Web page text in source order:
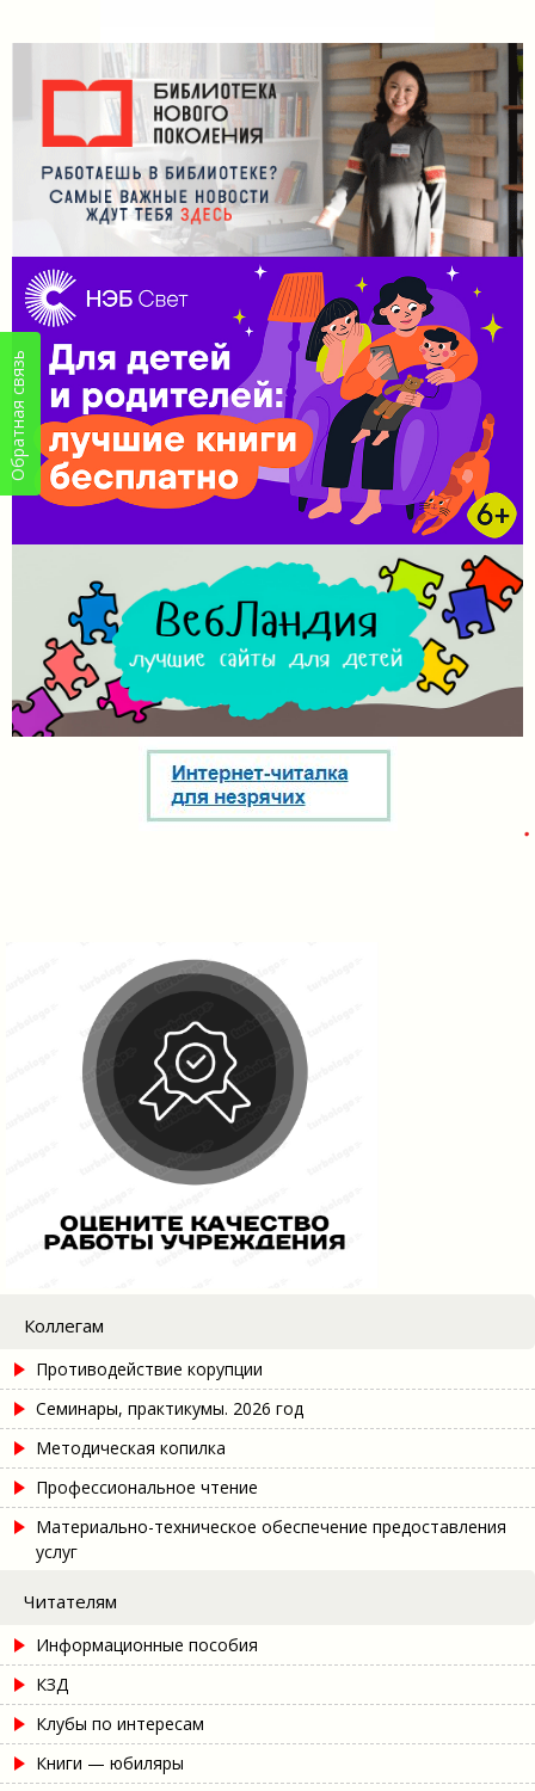
Коллегам
Противодействие корупции
Семинары, практикумы. 2026 год
Методическая копилка
Профессиональное чтение
Материально-техническое обеспечение предоставления
услуг
Читателям
Информационные пособия
КЗД
Клубы по интересам
Книги — юбиляры
Обратная связь